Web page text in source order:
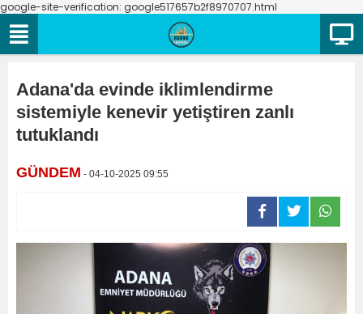
google-site-verification: google517657b2f8970707.html
Adana'da evinde iklimlendirme
sistemiyle kenevir yetiştiren zanlı
tutuklandı
GÜNDEM - 04-10-2025 09:55